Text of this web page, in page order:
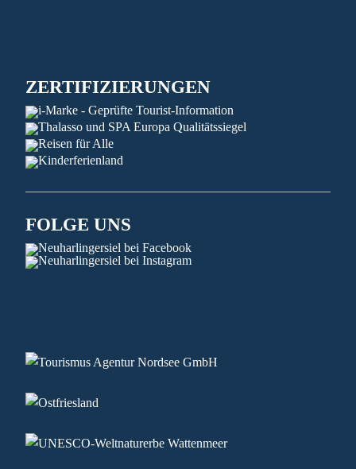
ZERTIFIZIERUNGEN
FOLGE UNS